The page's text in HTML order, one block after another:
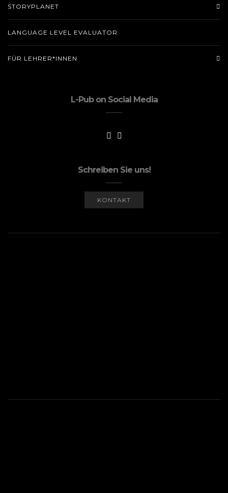
STORYPLANET
LANGUAGE LEVEL EVALUATOR
FÜR LEHRER*INNEN
L-Pub on Social Media
Schreiben Sie uns!
KONTAKT